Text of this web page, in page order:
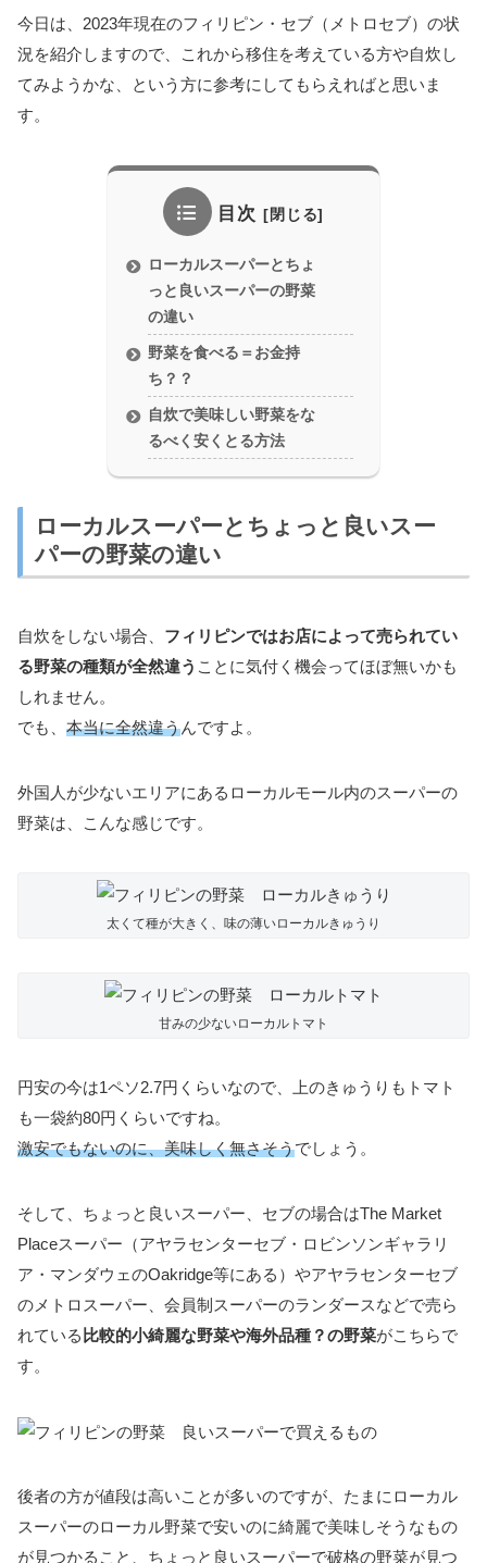
今日は、2023年現在のフィリピン・セブ（メトロセブ）の状
況を紹介しますので、これから移住を考えている方や自炊し
てみようかな、という方に参考にしてもらえればと思いま
す。
目次
ローカルスーパーとちょ
っと良いスーパーの野菜
の違い
野菜を食べる＝お金持
ち？？
自炊で美味しい野菜をな
るべく安くとる方法
ローカルスーパーとちょっと良いスー
パーの野菜の違い
自炊をしない場合、 フィリピンではお店によって売られてい
る野菜の種類が全然違う ことに気付く機会ってほぼ無いかも
しれません。
でも、 本当に全然違うんですよ。
外国人が少ないエリアにあるローカルモール内のスーパーの
野菜は、こんな感じです。
太くて種が大きく、味の薄いローカルきゅうり
甘みの少ないローカルトマト
円安の今は1ペソ2.7円くらいなので、上のきゅうりもトマト
も一袋約80円くらいですね。
激安でもないのに、美味しく無さそうでしょう。
そして、ちょっと良いスーパー、セブの場合はThe Market
Placeスーパー（アヤラセンターセブ・ロビンソンギャラリ
ア・マンダウェのOakridge等にある）やアヤラセンターセブ
のメトロスーパー、会員制スーパーのランダースなどで売ら
れている 比較的小綺麗な野菜や海外品種？の野菜がこちらで
す。
後者の方が値段は高いことが多いのですが、たまにローカル
スーパーのローカル野菜で安いのに綺麗で美味しそうなもの
が見つかること、ちょっと良いスーパーで破格の野菜が見つ